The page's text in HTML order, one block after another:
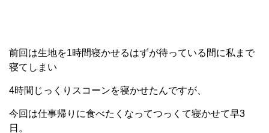
前回は生地を1時間寝かせるはずが待っている間に私まで
寝てしまい
4時間じっくりスコーンを寝かせたんですが、
今回は仕事帰りに食べたくなってつっくて寝かせて早3
日。